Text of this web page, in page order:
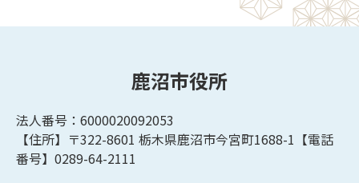
鹿沼市役所
法人番号：6000020092053
【住所】〒322-8601 栃木県鹿沼市今宮町1688-1【電話
番号】0289-64-2111